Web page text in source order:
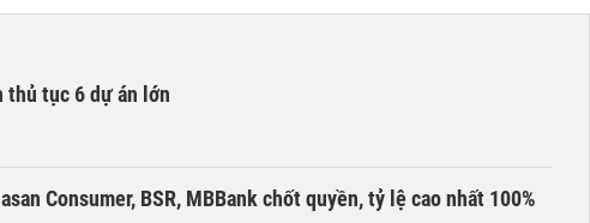
thủ tục 6 dự án lớn
Consumer, BSR, MBBank chốt quyền, tỷ lệ cao nhất 100%